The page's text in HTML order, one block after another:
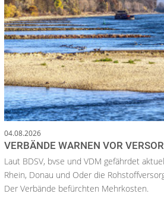
04.08.2026
VERBÄNDE WARNEN VOR
Laut BDSV, bvse und VDM gefährdet
Rhein, Donau und Oder die
Der Verbände befürchten Mehrkosten.